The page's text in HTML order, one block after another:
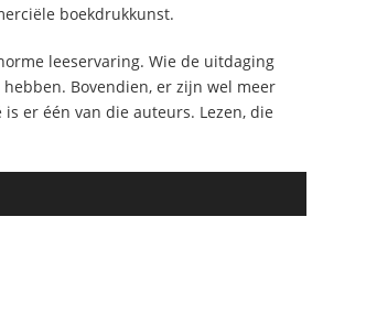
boekdrukkunst.
leeservaring. Wie de uitdaging
Bovendien, er zijn wel meer
er één van die auteurs. Lezen, die